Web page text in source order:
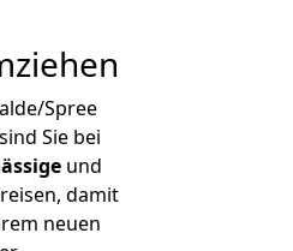
Spree
Sie bei
und
damit
neuen